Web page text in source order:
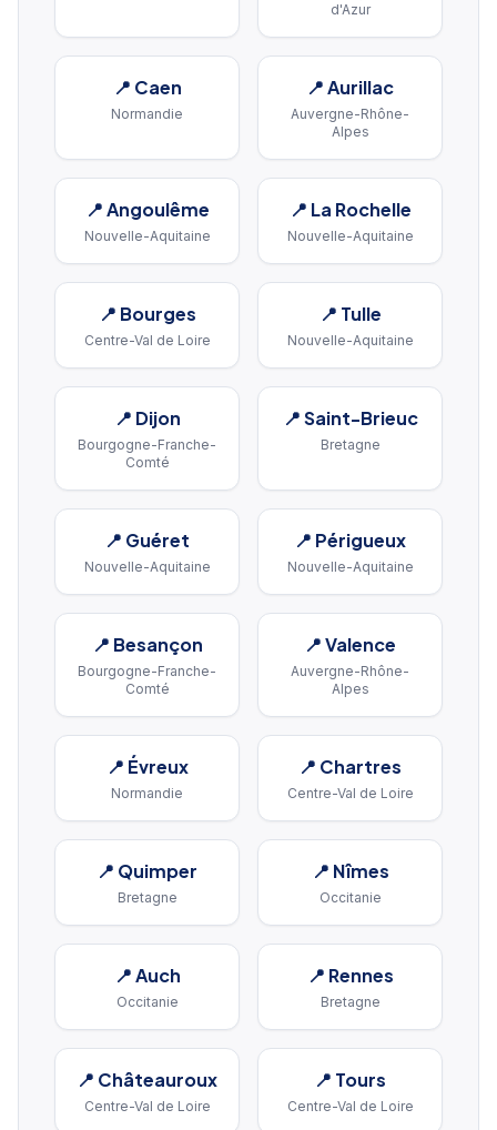
d'Azur
📍 Caen
Normandie
📍Aurillac
Auvergne-Rhône-
Alpes
📍Angoulême
Nouvelle-Aquitaine
📍 La Rochelle
Nouvelle-Aquitaine
📍 Bourges
Centre-Val de Loire
📍 Tulle
Nouvelle-Aquitaine
📍 Dijon
Bourgogne-Franche-
Comté
📍Saint-Brieuc
Bretagne
📍 Guéret
Nouvelle-Aquitaine
📍 Périgueux
Nouvelle-Aquitaine
📍 Besançon
Bourgogne-Franche-
Comté
📍Valence
Auvergne-Rhône-
Alpes
📍 Évreux
Normandie
📍 Chartres
Centre-Val de Loire
📍 Quimper
Bretagne
📍 Nîmes
Occitanie
📍Auch
Occitanie
📍 Rennes
Bretagne
📍 Châteauroux
Centre-Val de Loire
📍 Tours
Centre-Val de Loire